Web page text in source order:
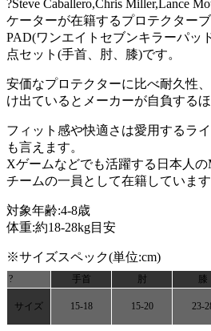
?Steve Caballero,Chris Miller,Lance
ケーターが在籍するプロテクター
PAD(ワンエイトセブンキラーパッ
点セット(手首、肘、膝)です。
安価なプロテクターに比べ耐久性
け出ているとメーカーが自負する
フィット感や快適さは愛用するラ
も言えます。
Xゲームなどでも活躍する日本人
チームの一員として在籍していま
対象年齢:4-8歳
体重:約18-28kg目安
※サイズスペック(単位:cm)
? 手首 肘 膝
サイズ 15-18 15-20 23-